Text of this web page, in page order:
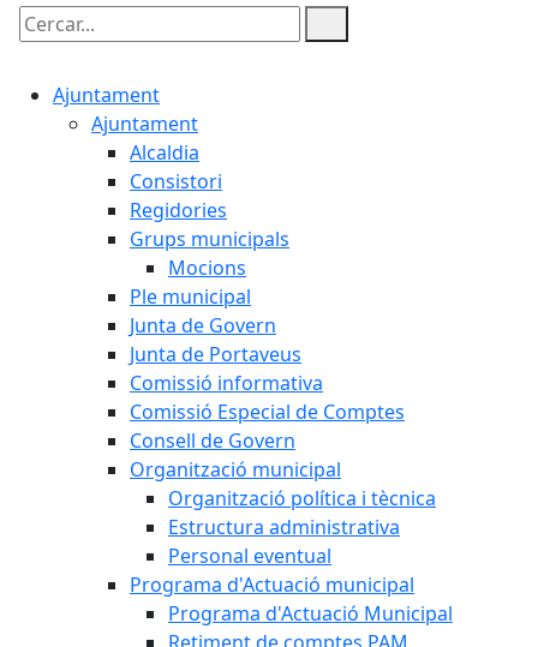
Cercar:
Ajuntament
Ajuntament
Alcaldia
Consistori
Regidories
Grups municipals
Mocions
Ple municipal
Junta de Govern
Junta de Portaveus
Comissió informativa
Comissió Especial de Comptes
Consell de Govern
Organització municipal
Organització política i tècnica
Estructura administrativa
Personal eventual
Programa d'Actuació municipal
Programa d'Actuació Municipal